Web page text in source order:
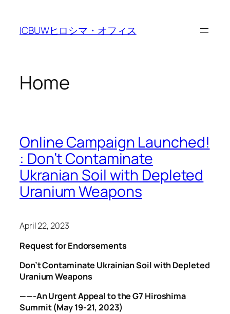
content
ICBUWヒロシマ・オフィス
Home
Online Campaign Launched!
: Don’t Contaminate
Ukranian Soil with Depleted
Uranium Weapons
April 22, 2023
Request for Endorsements
Don’t Contaminate Ukrainian Soilwith Depleted
Uranium Weapons
——-An Urgent Appeal to the G7 Hiroshima
Summit (May 19-21, 2023)